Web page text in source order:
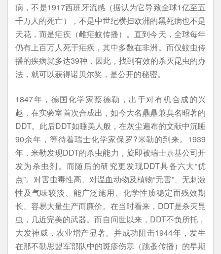
病，不是1917西班牙流感（据认为它导致全球1亿至五
千万人的死亡），不是中世纪横扫欧洲的黑死病也不是
天花，而是疟疾（雌疟蚊传播）。直到今天，全球每年
仍有上百万人死于疟疾，其中多数在非洲。而仅蚊虫传
播的疾病就多达39种，因此，找到有效的杀灭昆虫的办
法，就可以获得诺贝尔奖，是公开的秘密。
1847年，德国化学家蔡德勒，出于对有机合成的兴
趣，在实验室首次合成出，如今大名鼎鼎兼臭名昭著的
DDT。此后DDT如睡美人般，在灰尘遍布的文献中沉睡
90余年，等待着瑞士化学家保罗?米勒的到来。1939
年，米勒发现DDT的杀虫能力，旋即被瑞士嘉基公司开
发为杀虫剂。而随后的研究更发现DDT具备六大“优
点”。对害虫毒性高、对温血动物及植物“无害”、无刺激
性及气味较淡、能广泛施用、化学性质稳定而残效期
长、容易大量生产而廉价。在当时看来，DDT是杀灭昆
虫，几近完美的武器。而自问世以来，DDT不负所托，
大发神威，农业增产显著。并成功阻击1944年，发生
在那不勒思盟军部队中的斑疹伤寒（跳蚤传播）的早期